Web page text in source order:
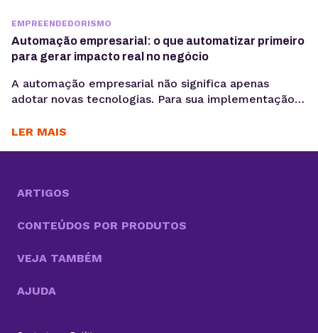
EMPREENDEDORISMO
Automação empresarial: o que automatizar primeiro
para gerar impacto real no negócio
A automação empresarial não significa apenas
adotar novas tecnologias. Para sua implementação
trabalho que reduzam tarefas repetitivas. Ou
tarefas necessárias para competir no mercado, a
LER MAIS
ARTIGOS
CONTEÚDOS POR PRODUTOS
VEJA TAMBÉM
AJUDA